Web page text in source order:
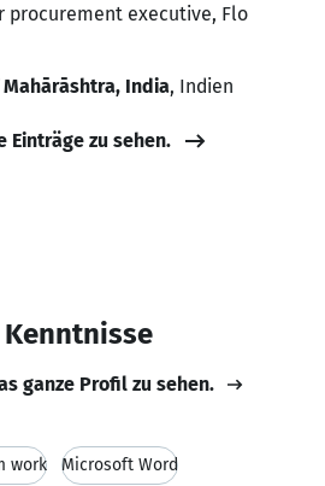
procurement executive, Flo
India, Indien
Einträge zu sehen.
ganze Profil zu sehen.
work Microsoft Word